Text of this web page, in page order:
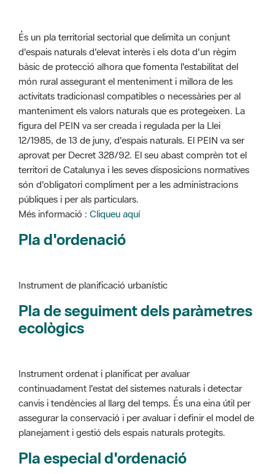
món rural assegurant el menteniment i millora de les
activitats tradicionasl compatibles o necessàries per al
manteniment els valors naturals que es protegeixen. La
figura del PEIN va ser creada i regulada per la Llei
12/1985, de 13 de juny, d'espais naturals. El PEIN va ser
aprovat per Decret 328/92. El seu abast comprèn tot el
territori de Catalunya i les seves disposicions normatives
són d'obligatori compliment per a les administracions
públiques i per als particulars.
Més informació :Cliqueu aquí
Pla d'ordenació
Instrument de planificació urbanístic
ecològics
Instrument ordenat i planificat per avaluar
assegurar la conservació i per avaluar i definir el model de
planejament i gestió dels espais naturals protegits.
Pla especial d'ordenació
Instrument de planificació urbanístic